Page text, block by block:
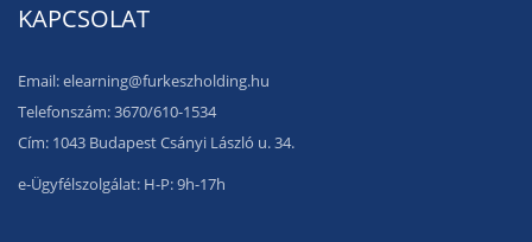
KAPCSOLAT
Email: elearning@furkeszholding.hu
Telefonszám: 3670/610-1534
Cím: 1043 Budapest Csányi László u. 34.
e-Ügyfélszolgálat: H-P: 9h-17h